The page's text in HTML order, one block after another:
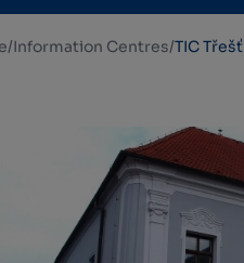
/Information Centres/TIC Třešť